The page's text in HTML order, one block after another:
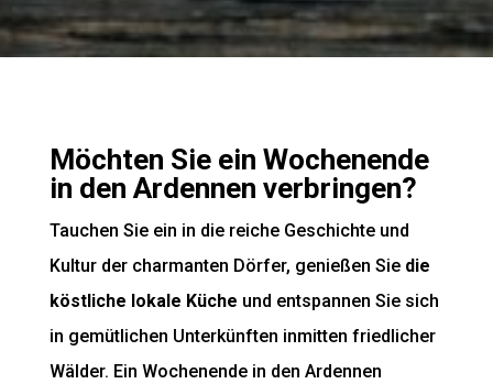
Möchten Sie ein Wochenende
in den Ardennen verbringen?
Tauchen Sie ein in die reiche Geschichte und
Kultur der charmanten Dörfer, genießen Sie die
köstliche lokale Küche und entspannen Sie sich
in gemütlichen Unterkünften inmitten friedlicher
Wälder. Ein Wochenende in den Ardennen